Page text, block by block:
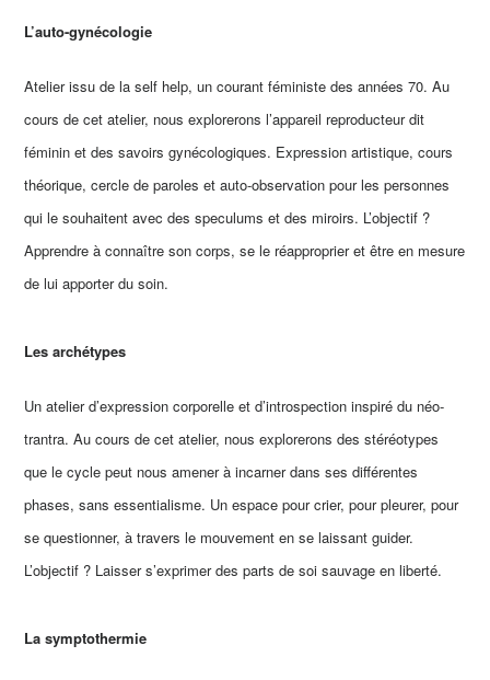
L’auto-gynécologie
Atelier issu de la self help, un courant féministe des années 70. Au
cours de cet atelier, nous explorerons l’appareil reproducteur dit
féminin et des savoirs gynécologiques. Expression artistique, cours
théorique, cercle de paroles et auto-observation pour les personnes
qui le souhaitent avec des speculums et des miroirs. L’objectif ?
Apprendre à connaître son corps, se le réapproprier et être en mesure
de lui apporter du soin.
Les archétypes
Un atelier d’expression corporelle et d’introspection inspiré du néo-
trantra. Au cours de cet atelier, nous explorerons des stéréotypes
que le cycle peut nous amener à incarner dans ses différentes
phases, sans essentialisme. Un espace pour crier, pour pleurer, pour
se questionner, à travers le mouvement en se laissant guider.
L’objectif ? Laisser s’exprimer des parts de soi sauvage en liberté.
La symptothermie